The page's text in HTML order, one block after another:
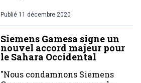
Publié 11 décembre 2020
Siemens Gamesa signe un
nouvel accord majeur pour
le Sahara Occidental
"Nous condamnons Siemens